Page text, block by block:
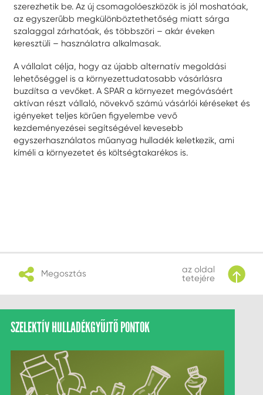
szerezhetik be. Az új csomagolóeszközök is jól moshatóak,
az egyszerűbb megkülönböztethetőség miatt sárga
szalaggal zárhatóak, és többszöri – akár éveken
keresztüli – használatra alkalmasak.
A vállalat célja, hogy az újabb alternatív megoldási
lehetőséggel is a környezettudatosabb vásárlásra
buzdítsa a vevőket. A SPAR a környezet megóvásáért
aktívan részt vállaló, növekvő számú vásárlói kéréseket és
igényeket teljes körűen figyelembe vevő
kezdeményezései segítségével kevesebb
egyszerhasználatos műanyag hulladék keletkezik, ami
kíméli a környezetet és költségtakarékos is.
Megosztás
az oldal
tetejére
SZELEKTÍV HULLADÉKGYŰJTŐ PONTOK